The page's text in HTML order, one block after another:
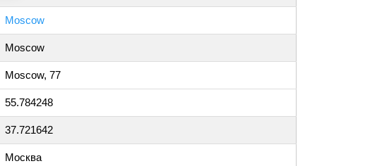
Moscow
Moscow
Moscow, 77
55.784248
37.721642
Москва